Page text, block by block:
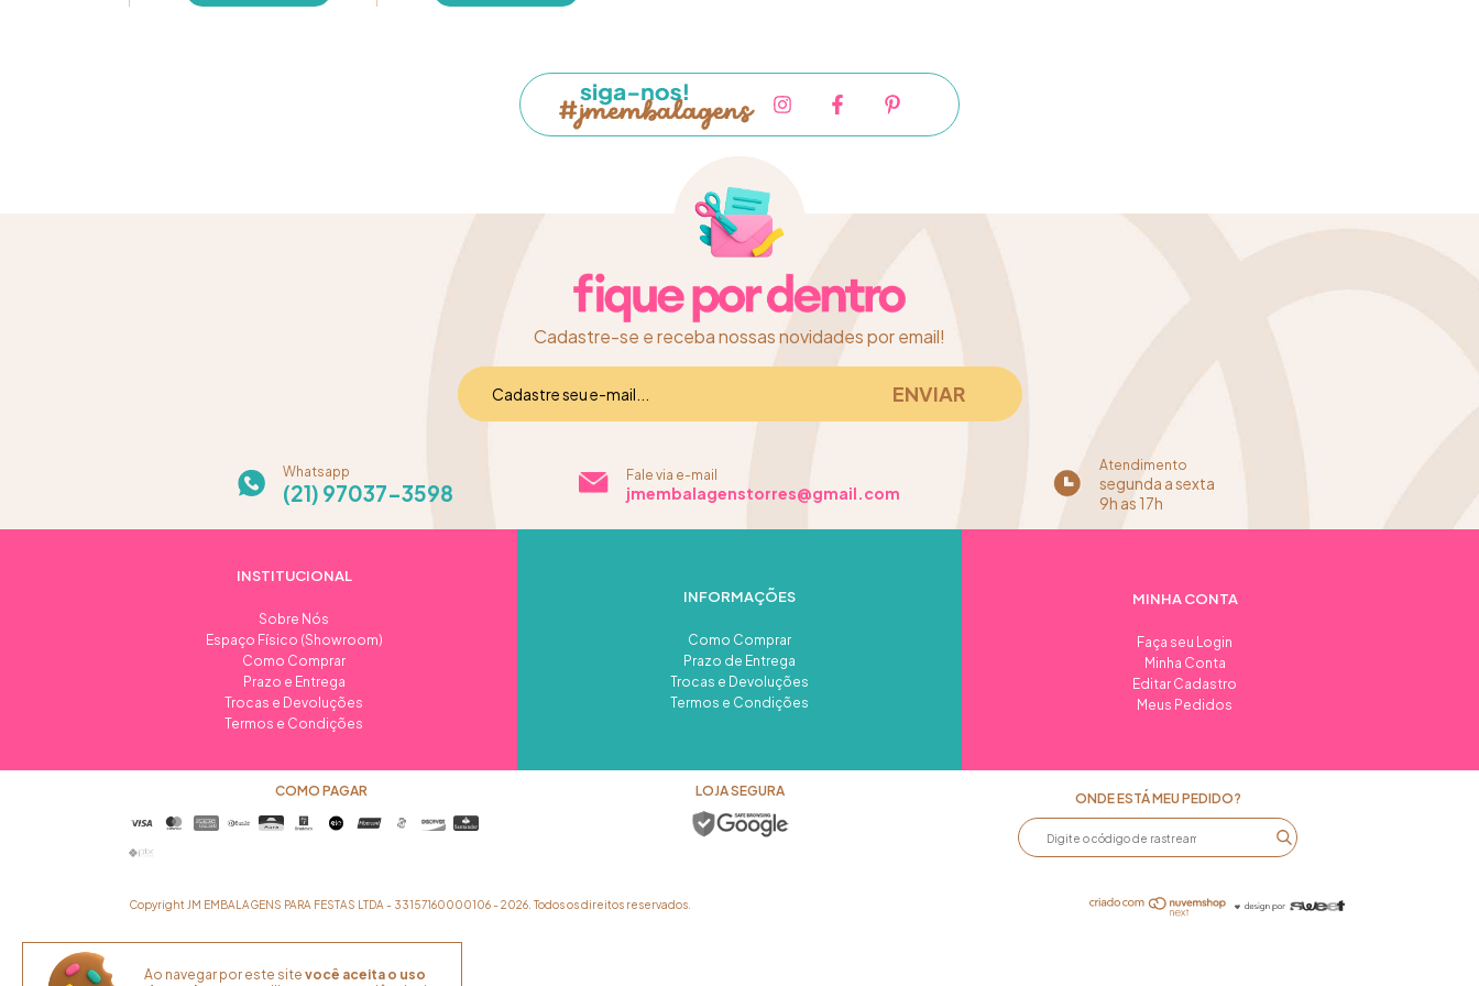
Ao navegar por este site você aceita o uso
Cadastre-se e receba nossas novidades por email!
Whatsapp
(21) 97037-3598
Fale via e-mail
jmembalagenstorres@gmail.com
Atendimento
segunda a sexta
9h as 17h
INSTITUCIONAL
Sobre Nós
Espaço Físico (Showroom)
Como Comprar
Prazo e Entrega
Trocas e Devoluções
Termos e Condições
INFORMAÇÕES
Como Comprar
Prazo de Entrega
Trocas e Devoluções
Termos e Condições
MINHA CONTA
Faça seu Login
Minha Conta
Editar Cadastro
Meus Pedidos
COMO PAGAR LOJA SEGURA ONDE ESTÁ MEU PEDIDO?
Copyright JM EMBALAGENS PARA FESTAS LTDA - 33157160000106 - 2026. Todos os direitos reservados.